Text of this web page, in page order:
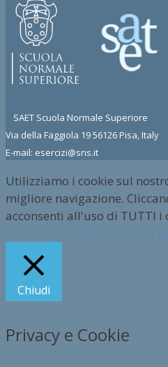
SAET Scuola Normale Superiore
Via della Faggiola 19 56126 Pisa, Italy
E-mail: esercizi@sns.it
Utilizziamo i cookie sul
migliore navigazione.
acconsenti all'uso di TUTTI i
Chiudi
Privacy e Cookie